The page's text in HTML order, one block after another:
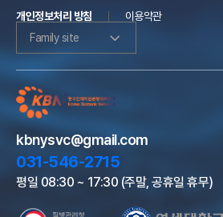
개인정보처리 방침
이용약관
Family site
kbnysvc@gmail.com
031-546-2715
평일 08:30 ~ 17:30 (주말, 공휴일 휴무)